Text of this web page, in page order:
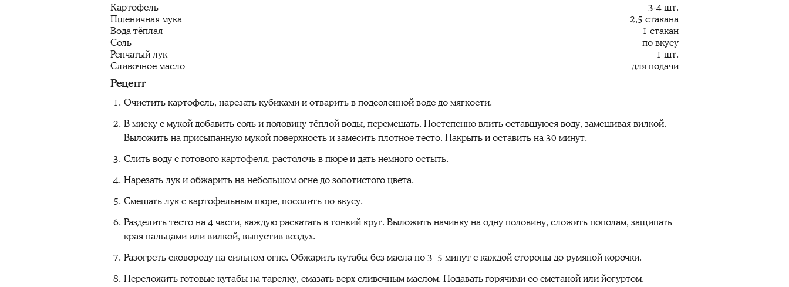
Картофель
3-4 шт.
Пшеничная мука
2,5 стакана
Вода тёплая
1 стакан
Соль
по вкусу
Репчатый лук
1 шт.
Сливочное масло
для подачи
Рецепт
Очистить картофель, нарезать кубиками и отварить в подсоленной воде до мягкости.
В миску с мукой добавить соль и половину тёплой воды, перемешать. Постепенно влить оставшуюся воду, замешивая вилкой.
Выложить на присыпанную мукой поверхность и замесить плотное тесто. Накрыть и оставить на 30 минут.
Слить воду с готового картофеля, растолочь в пюре и дать немного остыть.
Нарезать лук и обжарить на небольшом огне до золотистого цвета.
Смешать лук с картофельным пюре, посолить по вкусу.
Разделить тесто на 4 части, каждую раскатать в тонкий круг. Выложить начинку на одну половину, сложить пополам, защипать
края пальцами или вилкой, выпустив воздух.
Разогреть сковороду на сильном огне. Обжарить кутабы без масла по 3–5 минут с каждой стороны до румяной корочки.
Переложить готовые кутабы на тарелку, смазать верх сливочным маслом. Подавать горячими со сметаной или йогуртом.